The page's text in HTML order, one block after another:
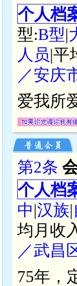
个人档
型:B型|
人员|平
／安庆
爱我所
第2条
个人档
中|汉族|
均月收
／武昌
75年，